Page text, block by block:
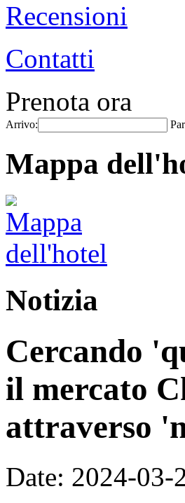
Recensioni
Contatti
Prenota ora
Arrivo:
Mappa
Notizia
Cercando
il mercato
attraverso
Date: 2024-03-